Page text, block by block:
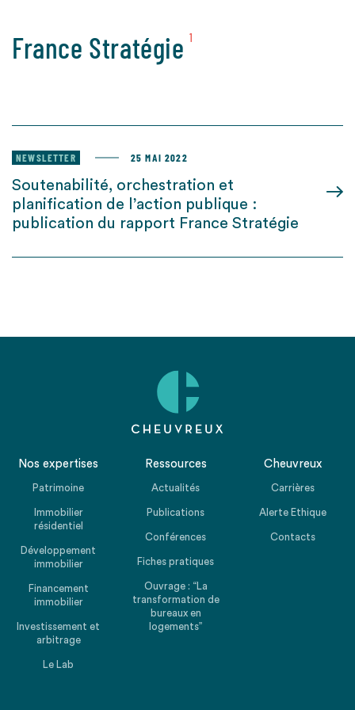
France Stratégie 1
NEWSLETTER 25 MAI 2022
Soutenabilité, orchestration et
planification de l’action publique :
publication du rapport France Stratégie
Nos expertises
Patrimoine
Immobilier
résidentiel
Développement
immobilier
Financement
immobilier
Investissement et
arbitrage
Le Lab
Ressources
Actualités
Publications
Conférences
Fiches pratiques
Ouvrage : “La
transformation de
bureaux en
logements”
Cheuvreux
Carrières
Alerte Ethique
Contacts